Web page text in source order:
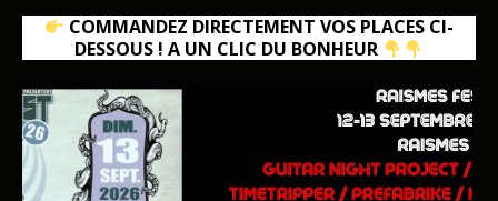
COMMANDEZ DIRECTEMENT VOS PLACES CI-
DESSOUS ! A UN CLIC DU BONHEUR